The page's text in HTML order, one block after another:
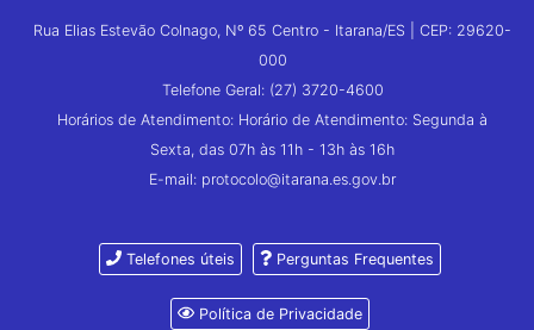
Rua Elias Estevão Colnago, Nº 65 Centro - Itarana/ES | CEP: 29620-
000
Telefone Geral: (27) 3720-4600
Horários de Atendimento: Horário de Atendimento: Segunda à
Sexta, das 07h às 11h - 13h às 16h
E-mail: protocolo@itarana.es.gov.br
Telefones úteis Perguntas Frequentes
Política de Privacidade